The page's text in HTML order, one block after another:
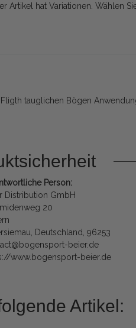
Artikel hat Variationen. Wählen
tauglichen Bögen
Person:
Distribution GmbH
20
Deutschland, 96253
beier.de
www.bogensport-beier.de
Artikel: